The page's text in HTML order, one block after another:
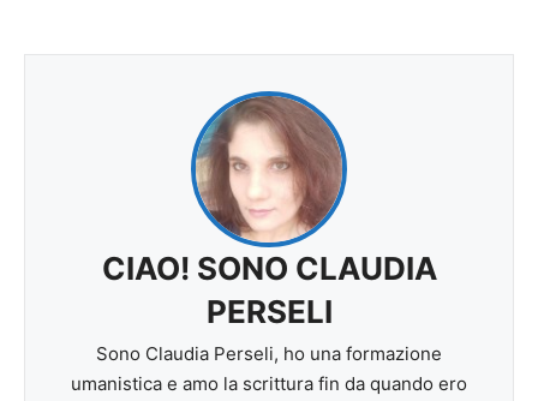
CIAO! SONO CLAUDIA
PERSELI
Sono Claudia Perseli, ho una formazione
umanistica e amo la scrittura fin da quando ero